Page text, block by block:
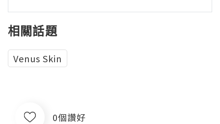
相關話題
Venus Skin
0個讚好